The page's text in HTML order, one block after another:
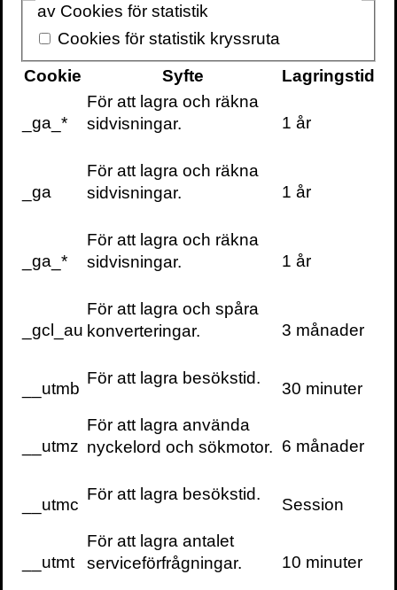
VOLANTE PÅ
FACEBOOK
VOLANTE PÅ TWITTER
VILL DU FÅ VÅRT
Information om
evenemang
levereras ungefär
till din inbox
KONTAKTA OSS
Volante
Stora Nygatan 7
+46(0) 8 702 15 19
info@volante.se
av Cookies för statistik
Cookies för statistik kryssruta
Cookie
Syfte Lagringstid
_ga_*
För att lagra och räkna
sidvisningar.
1 år
_ga
För att lagra och räkna
sidvisningar.
1 år
_ga_*
För att lagra och räkna
sidvisningar.
1 år
_gcl_au
För att lagra och spåra
konverteringar.
3 månader
__utmb
För att lagra besökstid.
30 minuter
__utmz
För att lagra använda
nyckelord och sökmotor. 6 månader
__utmc
För att lagra besökstid.
Session
__utmt
För att lagra antalet
serviceförfrågningar.
10 minuter